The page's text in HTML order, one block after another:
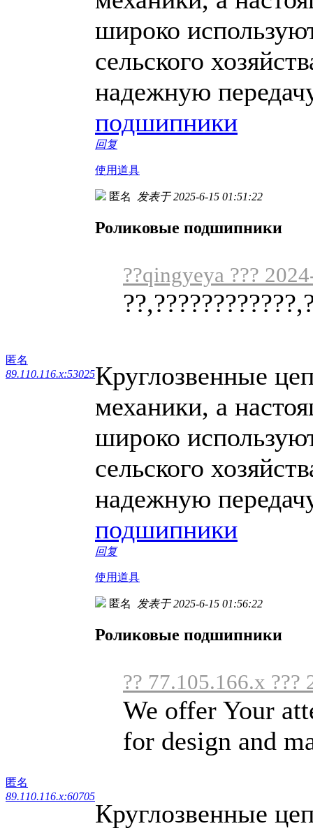
широко
сельского
надежную
подшипники
回复
使用道具
匿名
89.110.116.x:53025
匿名 发表于 2025-6-15 01:51:22
Роликовые подшипники
??qingyeya ???
Круглозвенные
механики, а
широко
сельского
надежную
подшипники
回复
使用道具
匿名
89.110.116.x:60705
匿名 发表于 2025-6-15 01:56:22
Роликовые подшипники
?? 77.105.166.x ???
We offer Your
for design and
Круглозвенные